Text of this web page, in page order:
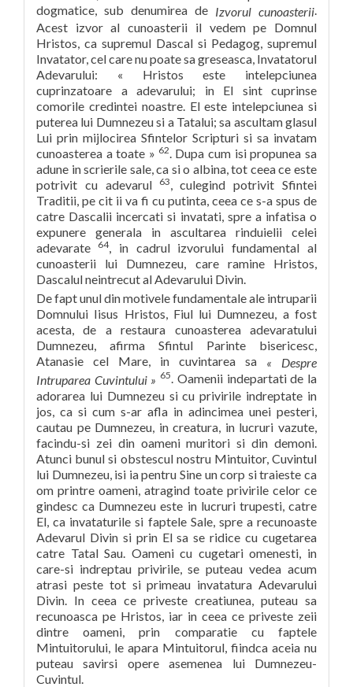
dogmatice, sub denumirea de Izvorul cunoasterii.
Acest izvor al cunoasterii il vedem pe Domnul
Hristos, ca supremul Dascal si Pedagog, supremul
Invatator, cel care nu poate sa greseasca, Invatatorul
Adevarului: « Hristos este intelepciunea
cuprinzatoare a adevarului; in El sint cuprinse
comorile credintei noastre. El este intelepciunea si
puterea lui Dumnezeu si a Tatalui; sa ascultam glasul
Lui prin mijlocirea Sfintelor Scripturi si sa invatam
cunoasterea a toate » 62. Dupa cum isi propunea sa
adune in scrierile sale, ca si o albina, tot ceea ce este
potrivit cu adevarul63, culegind potrivit Sfintei
Traditii, pe cit ii va fi cu putinta, ceea ce s-a spus de
catre Dascalii incercati si invatati, spre a infatisa o
expunere generala in ascultarea rinduielii celei
adevarate 64, in cadrul izvorului fundamental al
cunoasterii lui Dumnezeu, care ramine Hristos,
Dascalul neintrecut al Adevarului Divin.
De fapt unul din motivele fundamentale ale intruparii
Domnului Iisus Hristos, Fiul lui Dumnezeu, a fost
acesta, de a restaura cunoasterea adevaratului
Dumnezeu, afirma Sfintul Parinte bisericesc,
Atanasie cel Mare, in cuvintarea sa « Despre
Intruparea Cuvintului » 65. Oamenii indepartati de la
adorarea lui Dumnezeu si cu privirile indreptate in
jos, ca si cum s-ar afla in adincimea unei pesteri,
cautau pe Dumnezeu, in creatura, in lucruri vazute,
facindu-si zei din oameni muritori si din demoni.
Atunci bunul si obstescul nostru Mintuitor, Cuvintul
lui Dumnezeu, isi ia pentru Sine un corp si traieste ca
om printre oameni, atragind toate privirile celor ce
gindesc ca Dumnezeu este in lucruri trupesti, catre
El, ca invataturile si faptele Sale, spre a recunoaste
Adevarul Divin si prin El sa se ridice cu cugetarea
catre Tatal Sau. Oameni cu cugetari omenesti, in
care-si indreptau privirile, se puteau vedea acum
atrasi peste tot si primeau invatatura Adevarului
Divin. In ceea ce priveste creatiunea, puteau sa
recunoasca pe Hristos, iar in ceea ce priveste zeii
dintre oameni, prin comparatie cu faptele
Mintuitorului, le apara Mintuitorul, fiindca aceia nu
puteau savirsi opere asemenea lui Dumnezeu-
Cuvintul.